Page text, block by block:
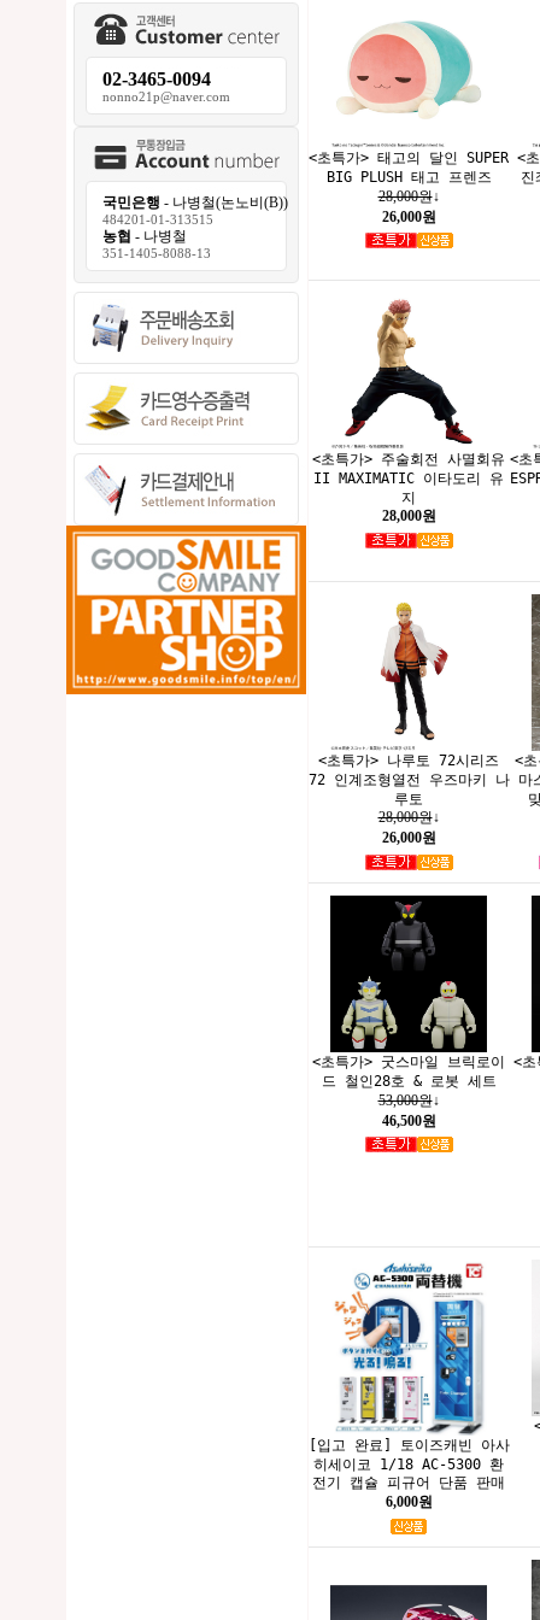
02-3465-0094
nonno21p@naver.com
국민은행 - 나병철(논노비(B))
484201-01-313515
농협 - 나병철
351-1405-8088-13
<초특가> 태고의 달인 SUPER
BIG PLUSH 태고 프렌즈
28,000원↓
26,000원
<
<초특가> 주술회전 사멸회유
II MAXIMATIC 이타도리 유
지
28,000원
<초
<초특가> 나루토 72시리즈
72 인계조형열전 우즈마키 나
루토
28,000원↓
26,000원
<
마
<초특가> 굿스마일 브릭로이
드 철인28호 & 로봇 세트
53,000원↓
46,500원
<
[입고 완료] 토이즈캐빈 아사
히세이코 1/18 AC-5300 환
전기 캡슐 피규어 단품 판매
6,000원